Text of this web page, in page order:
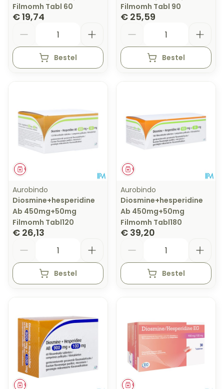
Filmomh Tabl 60
€ 19,74
Bestel
Filmomh Tabl 90
€ 25,59
Bestel
Geneesmiddel
Aurobindo
Diosmine+hesperidine
Ab 450mg+50mg
Filmomh Tabl120
€ 26,13
Bestel
Geneesmiddel
Aurobindo
Diosmine+hesperidine
Ab 450mg+50mg
Filmomh Tabl180
€ 39,20
Bestel
Geneesmiddel Geneesmiddel